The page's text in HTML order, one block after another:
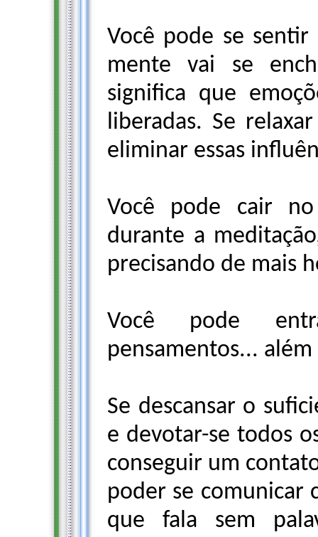
Você pode se
mente vai se
significa que
liberadas. Se
eliminar essas
Você pode cair
durante a
precisando de mais
Você pode
pensamentos...
Se descansar o
e devotar-se todos
conseguir um
poder se comunicar
que fala sem